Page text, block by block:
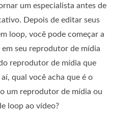
um especialista antes de
Depois de editar seus
loop, você pode começar a
seu reprodutor de mídia
reprodutor de mídia que
qual você acha que é o
um reprodutor de mídia ou
loop ao vídeo?